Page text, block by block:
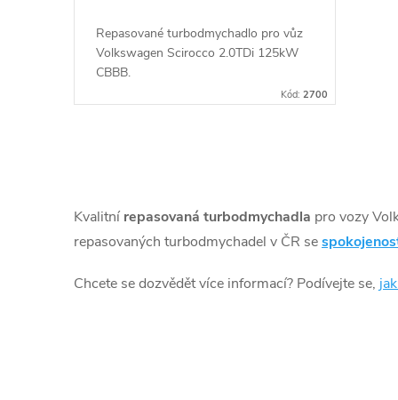
Repasované turbodmychadlo pro vůz
Volkswagen Scirocco 2.0TDi 125kW
CBBB.
Kód:2700
v
l
á
Kvalitní repasovaná turbodmychadla pro vozy
repasovaných turbodmychadel v ČR se
Chcete se dozvědět více informací? Podívejte se,